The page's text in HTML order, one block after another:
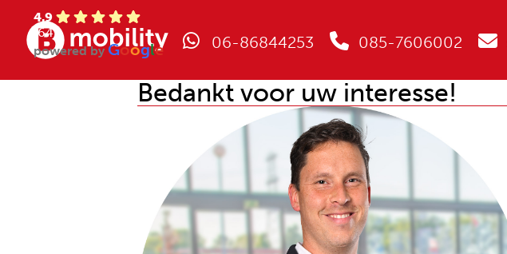
4.9
(64)
powered byGoogle 06-86844253 085-7606002
Bedankt voor uw interesse!